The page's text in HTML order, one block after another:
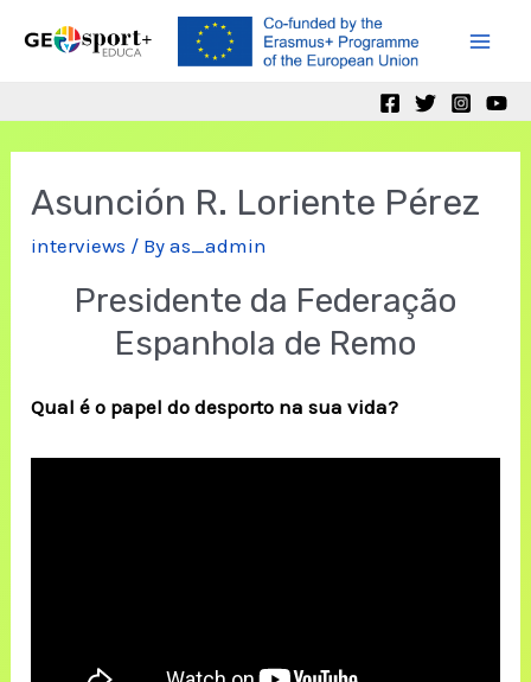
Asunción R. Loriente Pérez
interviews / Byas_admin
Presidente da Federação
Espanhola de Remo
Qual é o papel do desporto na sua vida?